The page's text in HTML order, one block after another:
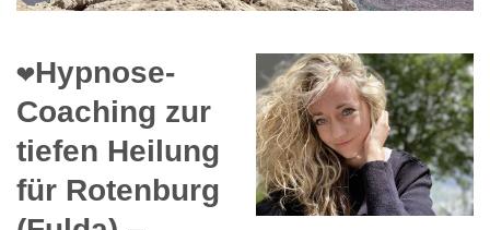
❤️Hypnose-
Coaching zur
tiefen Heilung
für Rotenburg